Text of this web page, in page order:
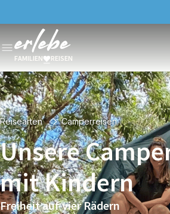
FAMILIEN REISEN
Reisearten Camperreisen
Unsere
mit Kindern
Freiheit auf vier Rädern